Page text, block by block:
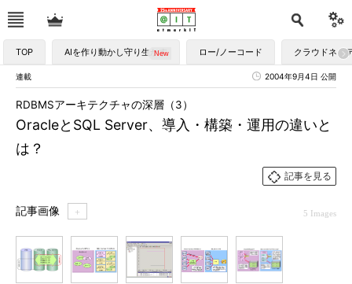
TOP AIを作り動かし守り生かす ロー/ノーコード クラウドネイ
連載 2004年9月4日 公開
OracleとSQL Server、導入・構築・運用の違いと
は？
RDBMSアーキテクチャの深層（3）
記事を見る
記事画像 ＋ 5 Images